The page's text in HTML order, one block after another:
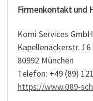
Firmenkontakt und
Komi Services GmbH
Kapellenäckerstr. 16
80992 München
Telefon: +49 (89)
https://www.089-